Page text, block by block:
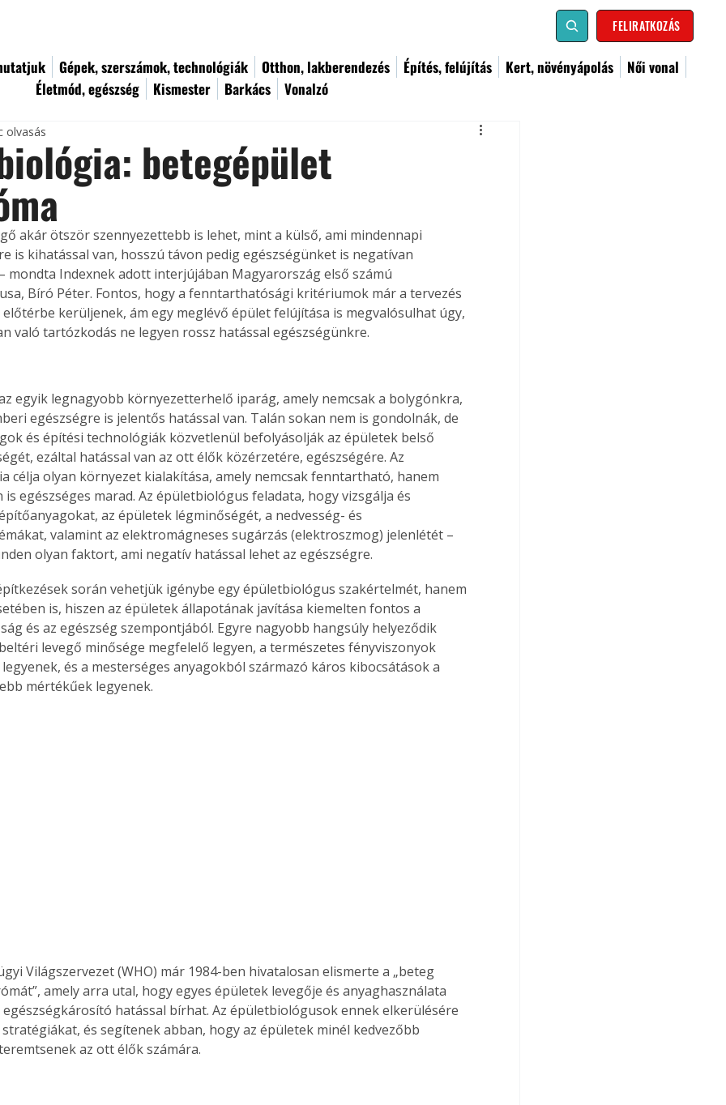
FELIRATKOZÁS
Gépek, szerszámok, technológiák Otthon, lakberendezés Építés, felújítás Kert, növényápolás
Női vonal
Életmód, egészség
Kismester Barkács Vonalzó
betegépület
olvasás
akár ötször szennyezettebb is lehet, mint a külső, ami mindennapi
is kihatással van, hosszú távon pedig egészségünket is negatívan
mondta Indexnek adott interjújában Magyarország első számú
Bíró Péter. Fontos, hogy a fenntarthatósági kritériumok már a tervezés
előtérbe kerüljenek, ám egy meglévő épület felújítása is megvalósulhat úgy,
való tartózkodás ne legyen rossz hatással egészségünkre.
egyik legnagyobb környezetterhelő iparág, amely nemcsak a bolygónkra,
egészségre is jelentős hatással van. Talán sokan nem is gondolnák, de
és építési technológiák közvetlenül befolyásolják az épületek belső
ezáltal hatással van az ott élők közérzetére, egészségére. Az
célja olyan környezet kialakítása, amely nemcsak fenntartható, hanem
is egészséges marad. Az épületbiológus feladata, hogy vizsgálja és
az épületek légminőségét, a nedvesség- és
valamint az elektromágneses sugárzás (elektroszmog) jelenlétét –
olyan faktort, ami negatív hatással lehet az egészségre.
során vehetjük igénybe egy épületbiológus szakértelmét, hanem
is, hiszen az épületek állapotának javítása kiemelten fontos a
és az egészség szempontjából. Egyre nagyobb hangsúly helyeződik
levegő minősége megfelelő legyen, a természetes fényviszonyok
és a mesterséges anyagokból származó káros kibocsátások a
mértékűek legyenek.
Világszervezet (WHO) már 1984-ben hivatalosan elismerte a „beteg
amely arra utal, hogy egyes épületek levegője és anyaghasználata
hatással bírhat. Az épületbiológusok ennek elkerülésére
és segítenek abban, hogy az épületek minél kedvezőbb
az ott élők számára.